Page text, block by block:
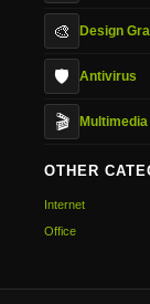
🎨 Design
🛡️ Antivirus
🎬 Multimedia
OTHER
Internet
Office